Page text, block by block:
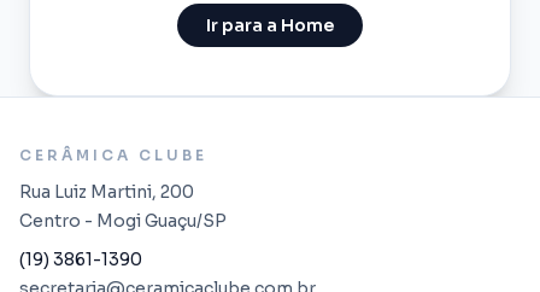
Ir para a Home
CERÂMICA CLUBE
Rua Luiz Martini, 200
Centro - Mogi Guaçu/SP
(19) 3861-1390